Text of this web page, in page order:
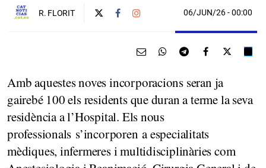
R. FLORIT 06/JUN/26- 00:00
Amb aquestes noves incorporacions seran ja
gairebé 100 els residents que duran a terme la seva
residència a l’Hospital. Els nous
professionals s’incorporen a especialitats
mèdiques, infermeres i multidisciplinàries com